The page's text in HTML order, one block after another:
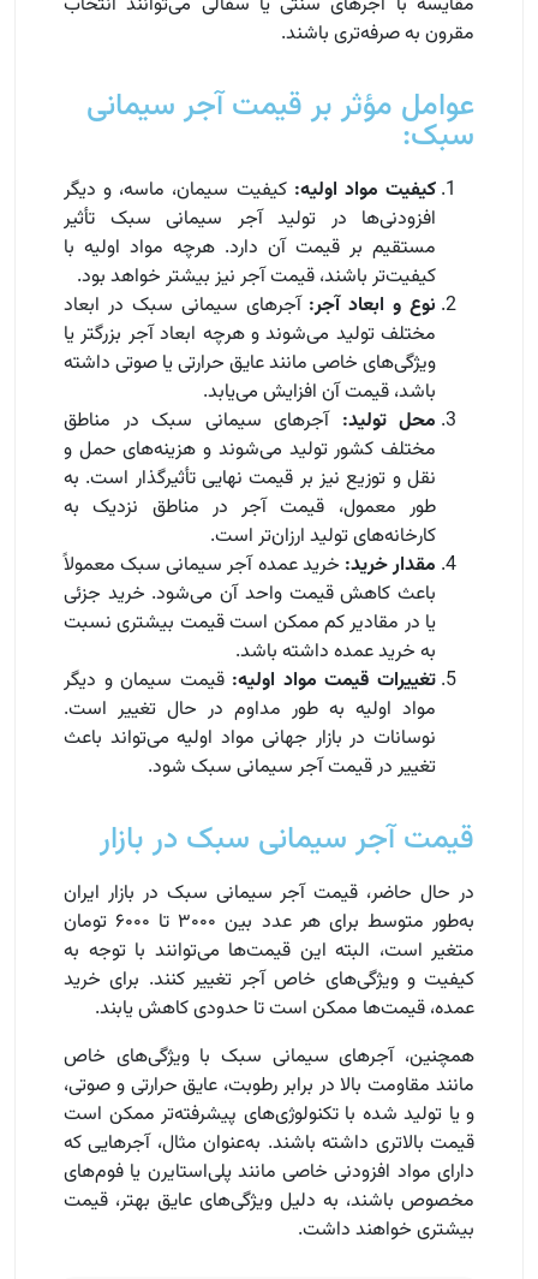
مقرون به صرفه‌تری باشند.
عوامل مؤثر بر قیمت آجر سیمانی
سبک:
کیفیت مواد اولیه: کیفیت سیمان، ماسه، و دیگر
افزودنی‌ها در تولید آجر سیمانی سبک تأثیر
مستقیم بر قیمت آن دارد. هرچه مواد اولیه با
کیفیت‌تر باشند، قیمت آجر نیز بیشتر خواهد بود.
نوع و ابعاد آجر: آجرهای سیمانی سبک در ابعاد
مختلف تولید می‌شوند و هرچه ابعاد آجر بزرگتر یا
ویژگی‌های خاصی مانند عایق حرارتی یا صوتی داشته
باشد، قیمت آن افزایش می‌یابد.
محل تولید: آجرهای سیمانی سبک در مناطق
مختلف کشور تولید می‌شوند و هزینه‌های حمل و
نقل و توزیع نیز بر قیمت نهایی تأثیرگذار است. به
طور معمول، قیمت آجر در مناطق نزدیک به
کارخانه‌های تولید ارزان‌تر است.
مقدار خرید: خرید عمده آجر سیمانی سبک معمولاً
باعث کاهش قیمت واحد آن می‌شود. خرید جزئی
یا در مقادیر کم ممکن است قیمت بیشتری نسبت
به خرید عمده داشته باشد.
تغییرات قیمت مواد اولیه: قیمت سیمان و دیگر
مواد اولیه به طور مداوم در حال تغییر است.
نوسانات در بازار جهانی مواد اولیه می‌تواند باعث
تغییر در قیمت آجر سیمانی سبک شود.
قیمت آجر سیمانی سبک در بازار
در حال حاضر، قیمت آجر سیمانی سبک در بازار ایران
به‌طور متوسط برای هر عدد بین ۳۰۰۰ تا ۶۰۰۰ تومان
متغیر است، البته این قیمت‌ها می‌توانند با توجه به
کیفیت و ویژگی‌های خاص آجر تغییر کنند. برای خرید
عمده، قیمت‌ها ممکن است تا حدودی کاهش یابند.
همچنین، آجرهای سیمانی سبک با ویژگی‌های خاص
مانند مقاومت بالا در برابر رطوبت، عایق حرارتی و صوتی،
و یا تولید شده با تکنولوژی‌های پیشرفته‌تر ممکن است
قیمت بالاتری داشته باشند. به‌عنوان مثال، آجرهایی که
دارای مواد افزودنی خاصی مانند پلی‌استایرن یا فوم‌های
مخصوص باشند، به دلیل ویژگی‌های عایق بهتر، قیمت
بیشتری خواهند داشت.